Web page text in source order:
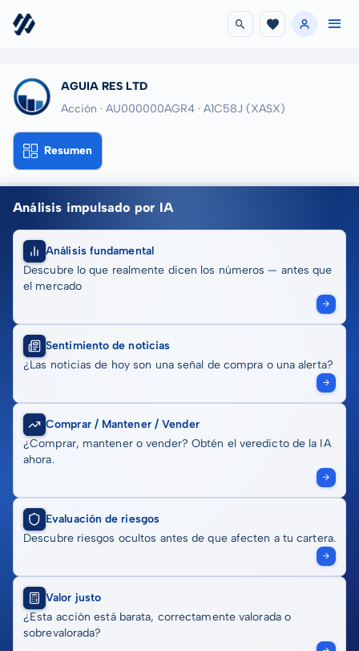
AGUIA RES LTD
Acción · AU000000AGR4 · A1C58J (XASX)
Resumen
Análisis impulsado por IA
Análisis fundamental
Descubre lo que realmente dicen los números — antes que
el mercado
Sentimiento de noticias
¿Las noticias de hoy son una señal de compra o una alerta?
Comprar / Mantener / Vender
¿Comprar, mantener o vender? Obtén el veredicto de la IA
ahora.
Evaluación de riesgos
Descubre riesgos ocultos antes de que afecten a tu cartera.
Valor justo
¿Esta acción está barata, correctamente valorada o
sobrevalorada?